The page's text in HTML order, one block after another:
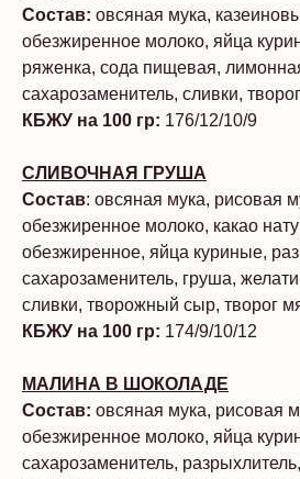
Состав: овсяная мука,
обезжиренное молоко, яйца
ряженка, сода пищевая,
сахарозаменитель, сливки,
КБЖУ на 100 гр: 176/12/10/9
СЛИВОЧНАЯ ГРУША
Состав: овсяная мука, рисовая
обезжиренное молоко, какао
обезжиренное, яйца куриные,
сахарозаменитель, груша,
сливки, творожный сыр, творог
КБЖУ на 100 гр: 174/9/10/12
МАЛИНА В ШОКОЛАДЕ
Состав: овсяная мука, рисовая
обезжиренное молоко, яйца
сахарозаменитель,